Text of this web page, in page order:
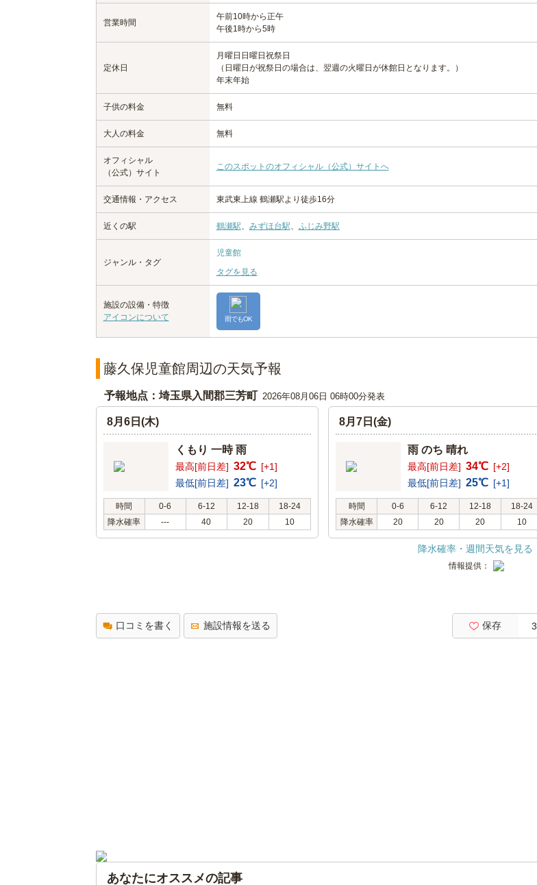
営業時間
午前10時から正午
午後1時から5時
定休日
月曜日 日曜日 祝祭日
（日曜日が祝祭日の場合は、翌週の火曜日が休館日となります。）
年末年始
子供の料金 無料
大人の料金 無料
オフィシャル
（公式）サイト
このスポットのオフィシャル（公式）サイトへ
交通情報・アクセス 東武東上線 鶴瀬駅より徒歩16分
近くの駅 鶴瀬駅、 みずほ台駅、 ふじみ野駅
ジャンル・タグ
児童館
タグを見る
施設の設備・特徴
アイコンについて
雨でもOK
藤久保児童館周辺の天気予報
予報地点：埼玉県入間郡三芳町 2026年08月06日 06時00分発表
8月6日(木)
くもり 一時 雨
最高[前日差] 32℃ [+1]
最低[前日差] 23℃ [+2]
時間 0-6 6-12 12-18
18-24
降水確率
--- 40 20 10
8月7日(金)
雨 のち 晴れ
最高[前日差] 34℃ [+2]
最低[前日差] 25℃ [+1]
時間 0-6 6-12 12-18
18-24
降水確率
20 20 20 10
降水確率・週間天気を見る
情報提供：
口コミを書く 施設情報を送る 保存 3
あなたにオススメの記事